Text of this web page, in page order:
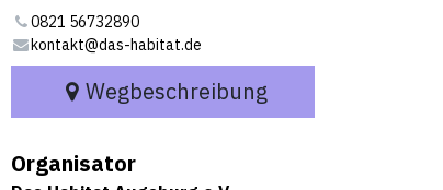
0821 56732890
kontakt@das-habitat.de
Wegbeschreibung
Organisator